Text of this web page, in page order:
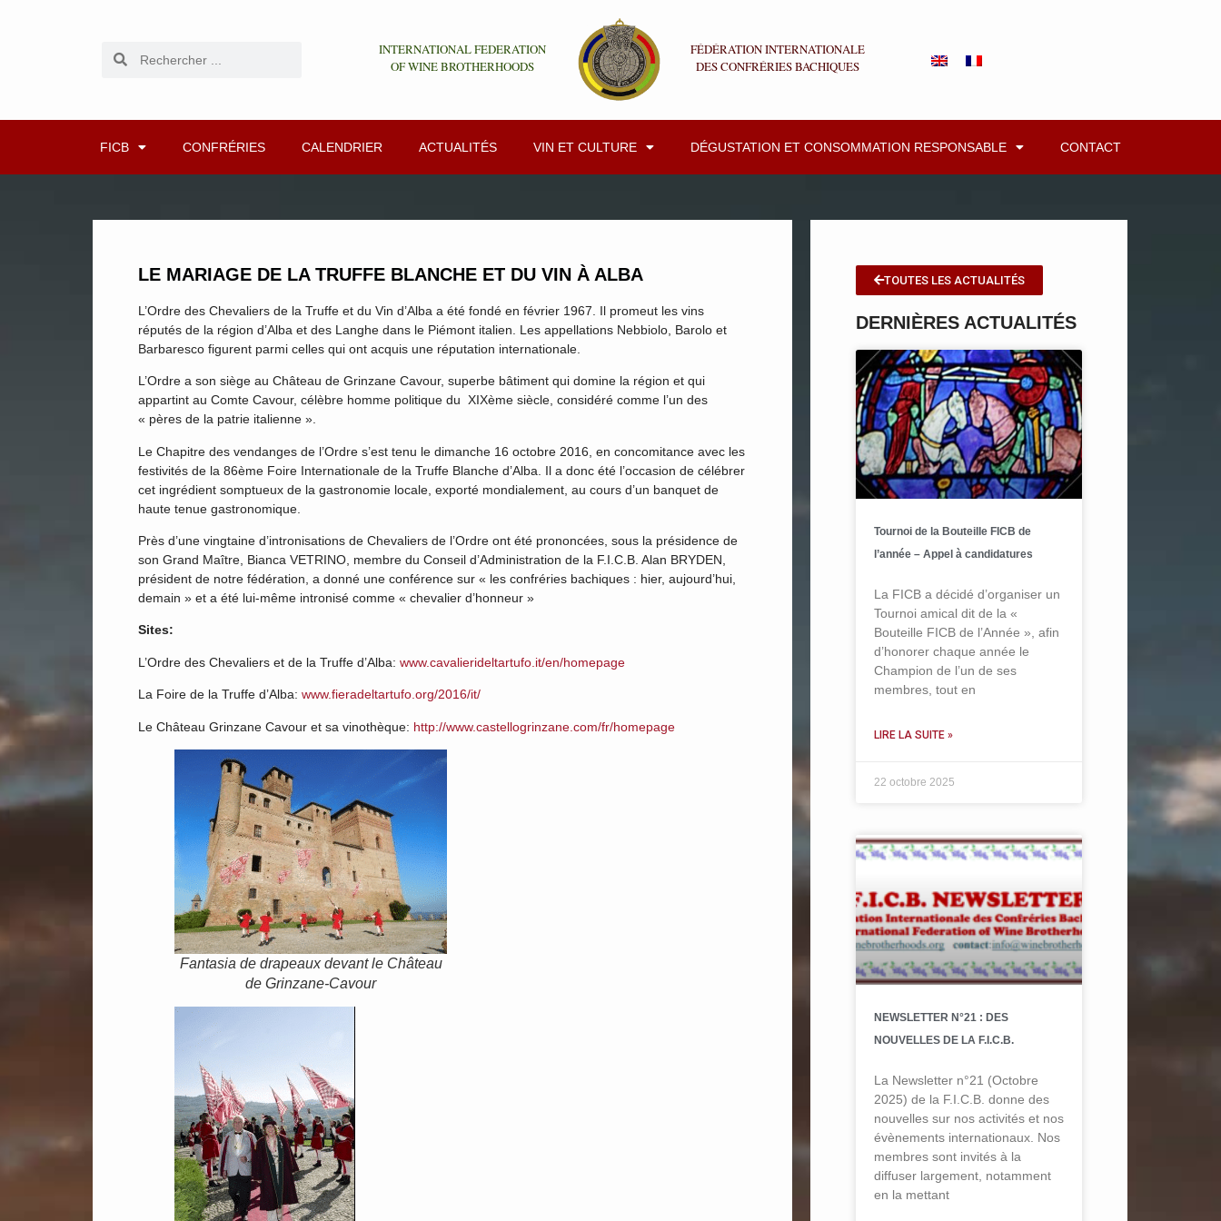
INTERNATIONAL FEDERATION
OF WINE BROTHERHOODS
FÉDÉRATION INTERNATIONALE
DES CONFRÉRIES BACHIQUES
FICB CONFRÉRIES CALENDRIER ACTUALITÉS VIN ET CULTURE DÉGUSTATION ET CONSOMMATION RESPONSABLE CONTACT
LE MARIAGE DE LA TRUFFE BLANCHE ET DU VIN À ALBA
L’Ordre des Chevaliers de la Truffe et du Vin d’Alba a été fondé en février 1967. Il promeut les vins
réputés de la région d’Alba et des Langhe dans le Piémont italien. Les appellations Nebbiolo, Barolo et
Barbaresco figurent parmi celles qui ont acquis une réputation internationale.
L’Ordre a son siège au Château de Grinzane Cavour, superbe bâtiment qui domine la région et qui
appartint au Comte Cavour, célèbre homme politique du XIXème siècle, considéré comme l’un des
« pères de la patrie italienne ».
Le Chapitre des vendanges de l’Ordre s’est tenu le dimanche 16 octobre 2016, en concomitance avec les
festivités de la 86ème Foire Internationale de la Truffe Blanche d’Alba. Il a donc été l’occasion de célébrer
cet ingrédient somptueux de la gastronomie locale, exporté mondialement, au cours d’un banquet de
haute tenue gastronomique.
Près d’une vingtaine d’intronisations de Chevaliers de l’Ordre ont été prononcées, sous la présidence de
son Grand Maître, Bianca VETRINO, membre du Conseil d’Administration de la F.I.C.B. Alan BRYDEN,
président de notre fédération, a donné une conférence sur « les confréries bachiques : hier, aujourd’hui,
demain » et a été lui-même intronisé comme « chevalier d’honneur »
Sites:
L’Ordre des Chevaliers et de la Truffe d’Alba: www.cavalierideltartufo.it/en/homepage
La Foire de la Truffe d’Alba: www.fieradeltartufo.org/2016/it/
Le Château Grinzane Cavour et sa vinothèque: http://www.castellogrinzane.com/fr/homepage
Fantasia de drapeaux devant le Château
de Grinzane-Cavour
TOUTES LES ACTUALITÉS
DERNIÈRES ACTUALITÉS
Tournoi de la Bouteille FICB de
l’année – Appel à candidatures
La FICB a décidé d’organiser un
Tournoi amical dit de la «
Bouteille FICB de l’Année », afin
d’honorer chaque année le
Champion de l’un de ses
membres, tout en
LIRE LA SUITE »
22 octobre 2025
NEWSLETTER N°21 : DES
NOUVELLES DE LA F.I.C.B.
La Newsletter n°21 (Octobre
2025) de la F.I.C.B. donne des
nouvelles sur nos activités et nos
évènements internationaux. Nos
membres sont invités à la
diffuser largement, notamment
en la mettant